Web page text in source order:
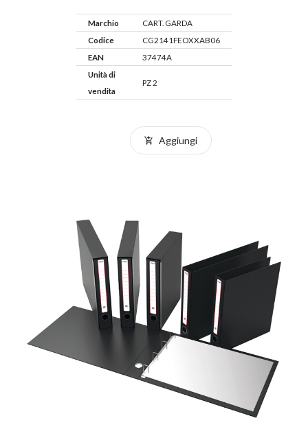
Marchio
CART. GARDA
Codice
CG2141FEOXXAB06
EAN
37474A
Unità di
vendita
PZ 2
Aggiungi